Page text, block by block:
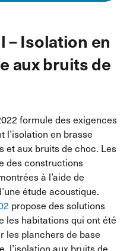
– Isolation en
aux bruits de
formule des exigences
l’isolation en brasse
et aux bruits de choc. Les
des constructions
à l’aide de
étude acoustique.
propose des solutions
les habitations qui ont été
les planchers de base